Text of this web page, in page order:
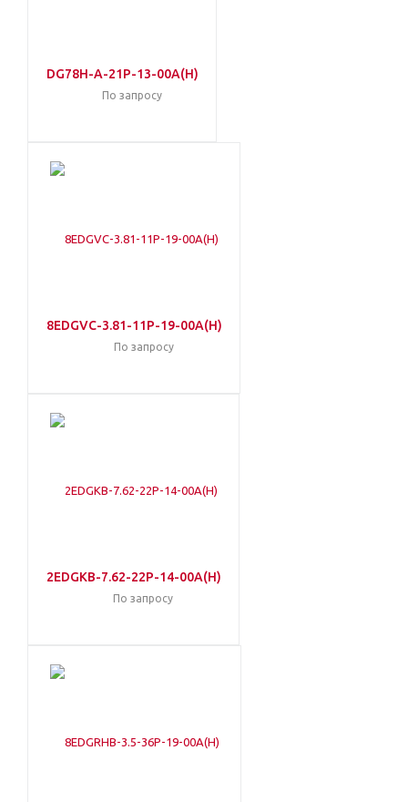
DG78H-A-21P-13-00A(H)
По запросу
8EDGVC-3.81-11P-19-00A(H)
По запросу
2EDGKB-7.62-22P-14-00A(H)
По запросу